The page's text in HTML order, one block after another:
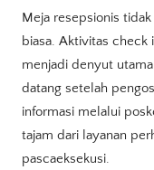
Meja resepsionis
biasa. Aktivitas
menjadi denyut
datang setelah
informasi melalui
tajam dari layanan
pascaeksekusi.